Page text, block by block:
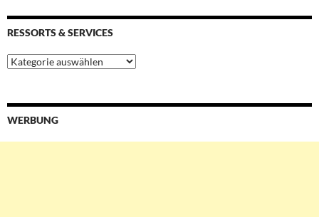
RESSORTS & SERVICES
Ressorts
&
WERBUNG